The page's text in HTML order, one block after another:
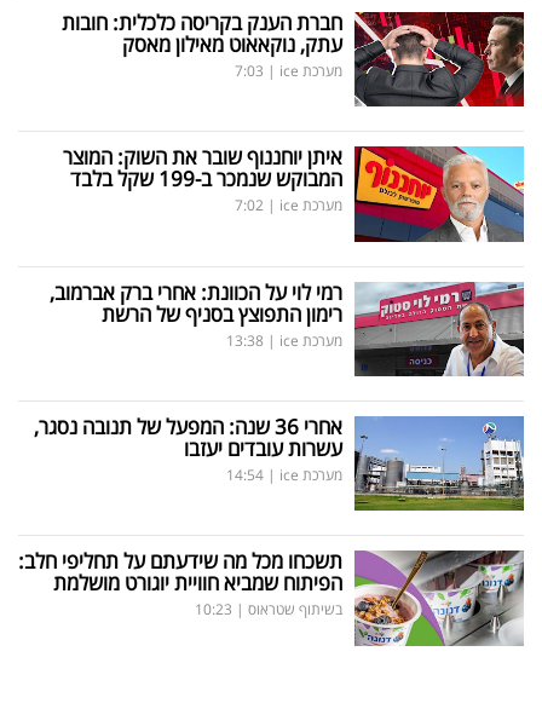
חברת הענק בקריסה כלכלית: חובות
עתק, נוקאאוט מאילון מאסק
מערכת ice |
7:03
איתן יוחננוף שובר את השוק: המוצר
המבוקש שנמכר ב-199 שקל בלבד
מערכת ice |
7:02
רמי לוי על הכוונת: אחרי ברק אברמוב,
רימון התפוצץ בסניף של הרשת
מערכת ice |
13:38
אחרי 36 שנה: המפעל של תנובה נסגר,
עשרות עובדים יעזבו
מערכת ice |
14:54
תשכחו מכל מה שידעתם על תחליפי חלב:
הפיתוח שמביא חוויית יוגורט מושלמת
בשיתוף שטראוס |
10:23